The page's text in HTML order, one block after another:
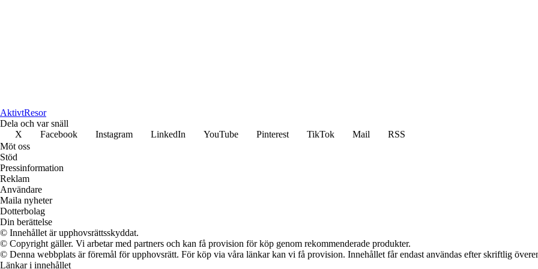
AktivtResor
Dela och var snäll
X
Facebook Instagram LinkedIn YouTube Pinterest TikTok Mail
RSS
Möt oss
Stöd
Pressinformation
Reklam
Användare
Maila nyheter
Dotterbolag
Din berättelse
© Innehållet är upphovsrättsskyddat.
© Copyright gäller. Vi arbetar med partners och kan få provision för köp genom rekommenderade produkter.
© Denna webbplats är föremål för upphovsrätt. För köp via våra länkar kan vi få provision. Innehållet får endast användas efter skriftlig
Länkar i innehållet